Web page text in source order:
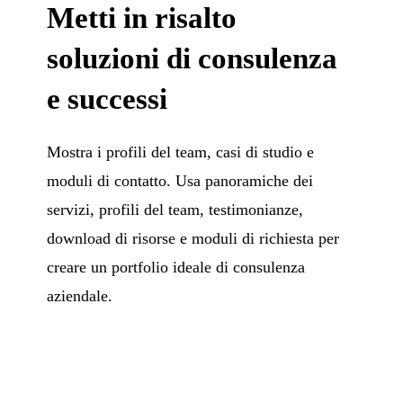
Metti in risalto
soluzioni di consulenza
e successi
Mostra i profili del team, casi di studio e
moduli di contatto. Usa panoramiche dei
servizi, profili del team, testimonianze,
download di risorse e moduli di richiesta per
creare un portfolio ideale di consulenza
aziendale.